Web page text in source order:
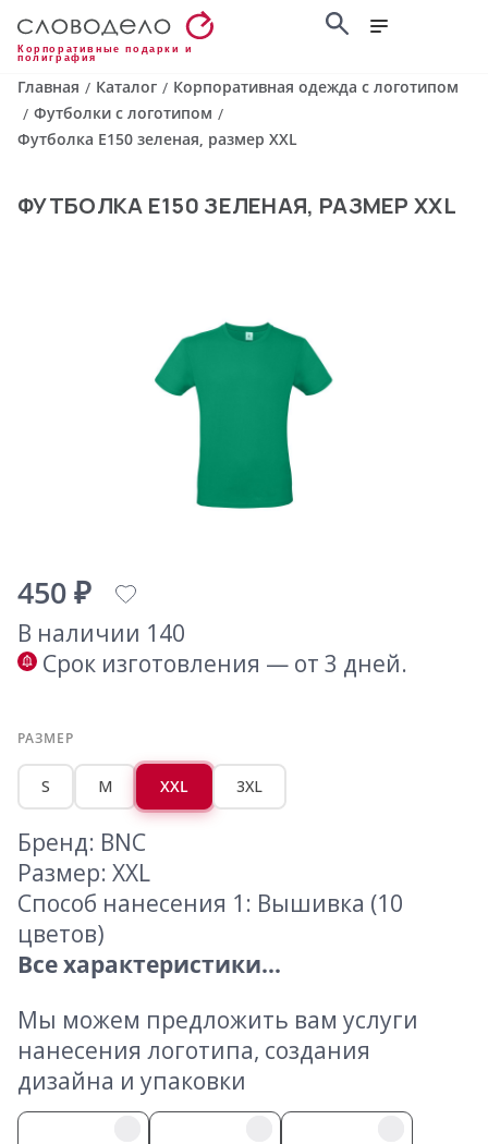
Корпоративные подарки и
полиграфия
Главная / Каталог / Корпоративная одежда с логотипом
/ Футболки с логотипом /
Футболка E150 зеленая, размер XXL
ФУТБОЛКА E150 ЗЕЛЕНАЯ, РАЗМЕР XXL
450 ₽
В наличии 140
Срок изготовления — от 3 дней.
РАЗМЕР
S M XXL 3XL
Бренд: BNC
Размер: XXL
Способ нанесения 1: Вышивка (10
цветов)
Все характеристики...
Мы можем предложить вам услуги
нанесения логотипа, создания
дизайна и упаковки